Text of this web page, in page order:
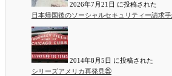
2026年7月21日 に投稿された
日本帰国後のソーシャルセキュリティー請求
2014年8月5日 に投稿された
シリーズアメリカ再発見㉕